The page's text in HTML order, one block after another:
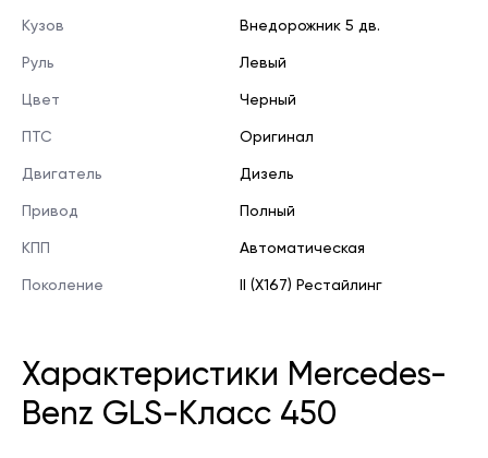
Кузов Внедорожник 5 дв.
Руль Левый
Цвет Черный
ПТС Оригинал
Двигатель Дизель
Привод Полный
КПП Автоматическая
Поколение II (X167) Рестайлинг
Характеристики Mercedes-
Benz GLS-Класс 450